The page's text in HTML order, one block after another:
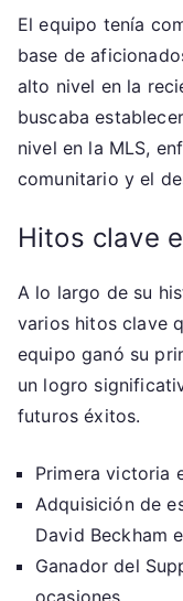
El equipo tenía
base de
alto nivel en la
buscaba
nivel en la MLS,
comunitario y el
Hitos clave
A lo largo de su
varios hitos clave
equipo ganó su
un logro
futuros éxitos.
Primera victoria
Adquisición de
David Beckham
Ganador del